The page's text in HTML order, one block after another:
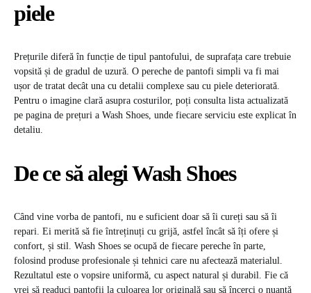
piele
Prețurile diferă în funcție de tipul pantofului, de suprafața care trebuie
vopsită și de gradul de uzură. O pereche de pantofi simpli va fi mai
ușor de tratat decât una cu detalii complexe sau cu piele deteriorată.
Pentru o imagine clară asupra costurilor, poți consulta lista actualizată
pe pagina de prețuri a Wash Shoes, unde fiecare serviciu este explicat în
detaliu.
De ce să alegi Wash Shoes
Când vine vorba de pantofi, nu e suficient doar să îi cureți sau să îi
repari. Ei merită să fie întreținuți cu grijă, astfel încât să îți ofere și
confort, și stil. Wash Shoes se ocupă de fiecare pereche în parte,
folosind produse profesionale și tehnici care nu afectează materialul.
Rezultatul este o vopsire uniformă, cu aspect natural și durabil. Fie că
vrei să readuci pantofii la culoarea lor originală sau să încerci o nuanță